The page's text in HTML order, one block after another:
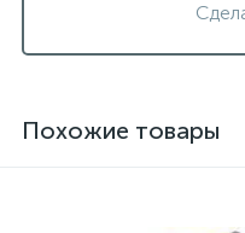
Похожие товары